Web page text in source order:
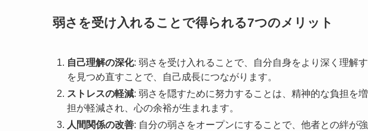
弱さを受け入れることで得られる7つのメリット
自己理解の深化: 弱さを受け入れることで、自分自身をより深く理解
を見つめ直すことで、自己成長につながります。
ストレスの軽減: 弱さを隠すために努力することは、精神的な負担を
担が軽減され、心の余裕が生まれます。
人間関係の改善: 自分の弱さをオープンにすることで、他者との絆が